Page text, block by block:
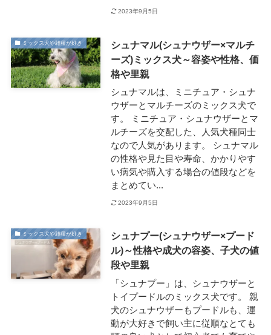
2023年9月5日
ミックス犬や雑種が好き
シュナマル(シュナウザー×マルチ
ーズ)ミックス犬～容姿や性格、価
格や里親
シュナマルは、ミニチュア・シュナ
ウザーとマルチーズのミックス犬で
す。 ミニチュア・シュナウザーとマ
ルチーズを交配した、人気犬種同士
なので人気があります。 シュナマル
の性格や見た目や寿命、かかりやす
い病気や購入する場合の値段などを
まとめてい...
2023年9月5日
ミックス犬や雑種が好き
シュナプー(シュナウザー×プード
ル)～性格や成犬の容姿、子犬の値
段や里親
「シュナプー」は、シュナウザーと
トイプードルのミックス犬です。 親
犬のシュナウザーもプードルも、運
動が大好きで飼い主に従順なとても